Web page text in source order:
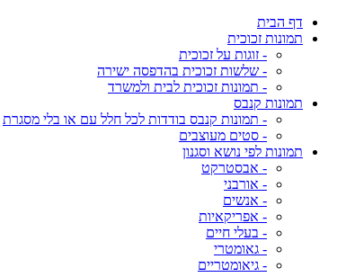
דף הבית
תמונות זכוכית
- זוגות על זכוכית
- שלשות זכוכית בהדפסה ישירה
- תמונות זכוכית לבית ולמשרד
תמונות קנבס
- תמונות קנבס בודדות לכל חלל עם או בלי מסגרת
- סטים מעוצבים
תמונות לפי נושא וסגנון
- אבסטרקט
- אורבני
- אנשים
- אפריקאיות
- בעלי חיים
- גאומטרי
- גיאומטריים